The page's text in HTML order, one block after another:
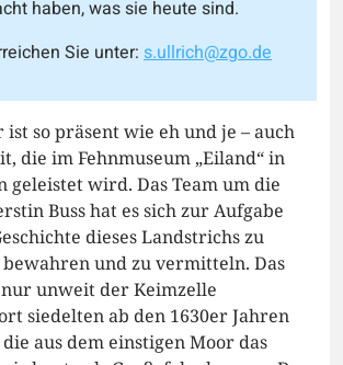
haben, was sie heute sind.
Sie unter: s.ullrich@zgo.de
so präsent wie eh und je – auch
die im Fehnmuseum „Eiland“ in
geleistet wird. Das Team um die
Buss hat es sich zur Aufgabe
dieses Landstrichs zu
und zu vermitteln. Das
unweit der Keimzelle
siedelten ab den 1630er Jahren
aus dem einstigen Moor das